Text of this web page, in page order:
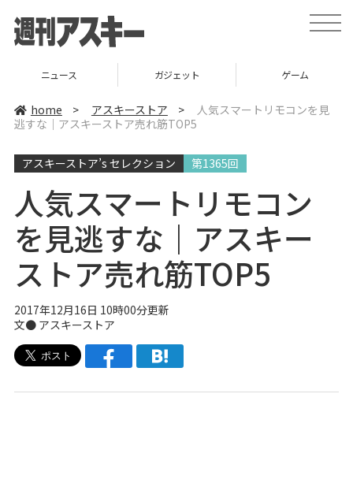
t
o
v
ニュース ガジェット ゲーム
home > アスキーストア >
人気スマートリモコンを見
逃すな｜アスキーストア売れ筋TOP5
アスキーストア’s セレクション 第1365回
人気スマートリモコン
を見逃すな｜アスキー
ストア売れ筋TOP5
2017年12月16日 10時00分更新
文● アスキーストア